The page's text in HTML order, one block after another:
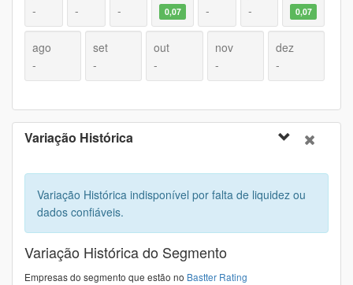
-
-
-
0,07
-
-
0,07
ago
-
set
-
out
-
nov
-
dez
-
Variação Histórica
Variação Histórica indisponível por falta de liquidez ou
dados confiáveis.
Variação Histórica do Segmento
Empresas do segmento que estão no Bastter Rating